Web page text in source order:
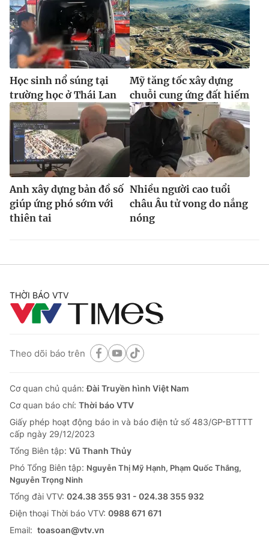
Ðiện thoại Thời báo VTV:024.66 897 897
Email:toasoan@vtv.vn
Liên hệ quảng cáo:024-7300.7108
® Cấm sao chép dưới mọi hình thức nếu không có sự chấp
thuận bằng văn bản. Ghi rõ nguồn VTV.vn khi phát hành lại
Học sinh nổ súng tại
trường học ở Thái Lan
Mỹ tăng tốc xây dựng
chuỗi cung ứng đất hiếm
Anh xây dựng bản đồ số
giúp ứng phó sớm với
thiên tai
Nhiều người cao tuổi
châu Âu tử vong do nắng
nóng
THỜI BÁO VTV
Theo dõi báo trên
Cơ quan chủ quản:Đài Truyền hình Việt Nam
Cơ quan báo chí: Thời báo VTV
Giấy phép hoạt động báo in và báo điện tử số 483/GP-BTTTT
cấp ngày 29/12/2023
Tổng Biên tập: Vũ Thanh Thủy
Phó Tổng Biên tập: Nguyễn Thị Mỹ Hạnh, Phạm Quốc Thắng,
Nguyễn Trọng Ninh
Tổng đài VTV: 024.38 355 931 - 024.38 355 932
Ðiện thoại Thời báo VTV: 0988 671 671
Email: toasoan@vtv.vn